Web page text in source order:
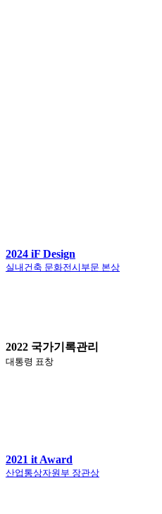
2024 iF Design
실내건축 문화전시부문 본상
2022 국가기록관리
대통령 표창
2021 it Award
산업통상자원부 장관상